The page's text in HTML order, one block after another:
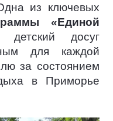
из ключевых
«Единой
досуг
для каждой
за состоянием
в Приморье